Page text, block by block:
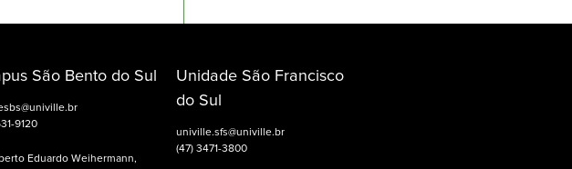
São Bento do Sul
9120
Eduardo Weihermann,
Unidade São Francisco
do Sul
univille.sfs@univille.br
(47) 3471-3800